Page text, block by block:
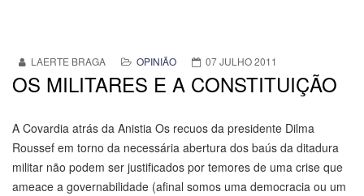
LAERTE BRAGA OPINIÃO 07 JULHO 2011
OS MILITARES E A CONSTITUIÇÃO
A Covardia atrás da Anistia Os recuos da presidente Dilma
Roussef em torno da necessária abertura dos baús da ditadura
militar não podem ser justificados por temores de uma crise que
ameace a governabilidade (afinal somos uma democracia ou um